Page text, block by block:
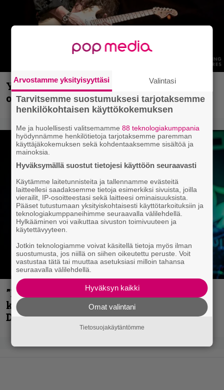
Yngwie Malmsteen iskee jälleen – Now
or Never -single tulevalta levyltä julki
”En kadu mitään” – Rick Rozz ei tunne
katkeruutta siitä, ettei ollut mukana
Deathin debyytillä
Arvostamme yksityisyyttäsi Valintasi
Tarvitsemme suostumuksesi tarjotaksemme
henkilökohtaisen käyttökokemuksen
Me ja huolellisesti valitsemamme88 teknologiakumppania
hyödynnämme henkilötietoja tarjotaksemme paremman
käyttäjäkokemuksen sekä kohdentaaksemme sisältöä ja
mainoksia.
Hyväksymällä suostut tietojesi käyttöön seuraavasti
Käytämme laitetunnisteita ja tallennamme evästeitä
laitteellesi saadaksemme tietoja esimerkiksi sivuista, joilla
vierailit, IP-osoitteestasi sekä laitteesi ominaisuuksista.
Pääset tutustumaan yksityiskohtaisesti käyttötarkoituksiin ja
teknologiakumppaneihimme seuraavalla välilehdellä.
Hylkääminen voi vaikuttaa sivuston toimivuuteen ja
käytettävyyteen.
Jotkin teknologiamme voivat käsitellä tietoja myös ilman
suostumusta, jos niillä on siihen oikeutettu peruste. Voit
vastustaa tätä tai muuttaa asetuksiasi milloin tahansa
seuraavalla välilehdellä.
Hyväksyn kaikki
Omat valintani
Tietosuojakäytäntömme